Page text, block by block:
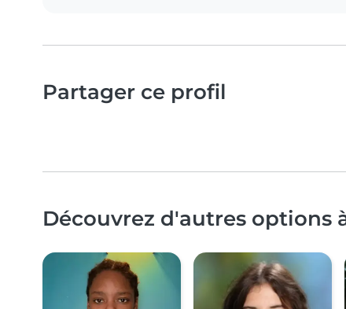
Partager ce profil
Découvrez d'autres options